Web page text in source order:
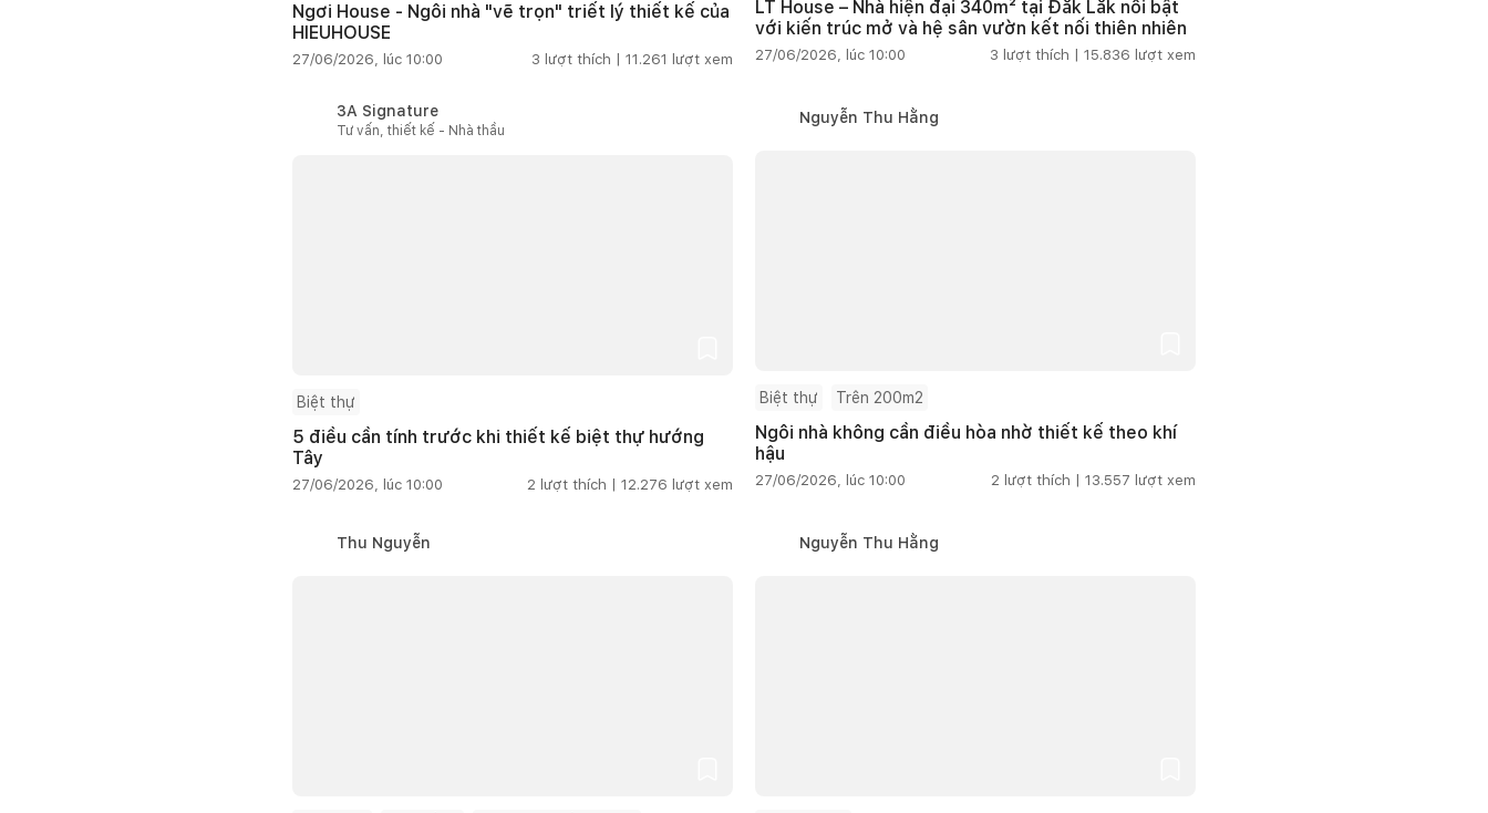
Ngơi House - Ngôi nhà "vẽ trọn" triết lý thiết kế của
HIEUHOUSE
27/06/2026, lúc 10:00 3 lượt thích | 11.261 lượt xem
LT House – Nhà hiện đại 340m² tại Đắk Lắk nổi bật
với kiến trúc mở và hệ sân vườn kết nối thiên nhiên
27/06/2026, lúc 10:00 3 lượt thích | 15.836 lượt xem
3A Signature
Tư vấn, thiết kế - Nhà thầu
Biệt thự
5 điều cần tính trước khi thiết kế biệt thự hướng
Tây
27/06/2026, lúc 10:00 2 lượt thích | 12.276 lượt xem
Nguyễn Thu Hằng
Biệt thự Trên 200m2
Ngôi nhà không cần điều hòa nhờ thiết kế theo khí
hậu
27/06/2026, lúc 10:00 2 lượt thích | 13.557 lượt xem
Thu Nguyễn Nguyễn Thu Hằng